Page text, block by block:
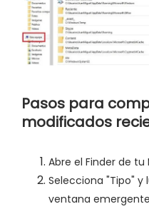
Pasos para
modificados
Abre el Finder de tu
Selecciona "Tipo" y
ventana